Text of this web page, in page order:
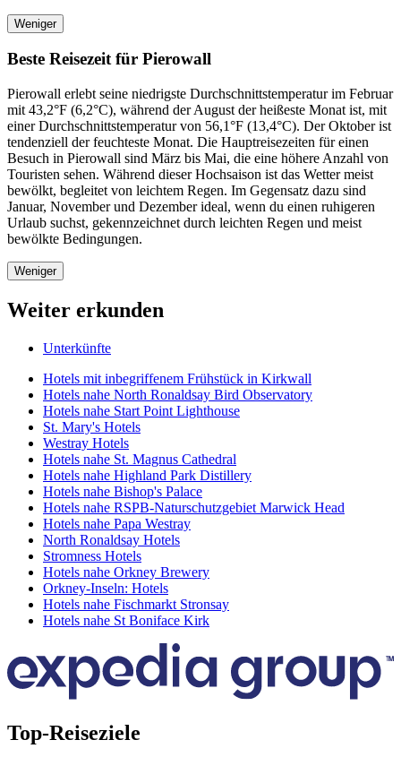
Weniger
Beste Reisezeit für Pierowall
Pierowall erlebt seine niedrigste Durchschnittstemperatur im Februar
mit 43,2°F (6,2°C), während der August der heißeste Monat ist, mit
einer Durchschnittstemperatur von 56,1°F (13,4°C). Der Oktober ist
tendenziell der feuchteste Monat. Die Hauptreisezeiten für einen
Besuch in Pierowall sind März bis Mai, die eine höhere Anzahl von
Touristen sehen. Während dieser Hochsaison ist das Wetter meist
bewölkt, begleitet von leichtem Regen. Im Gegensatz dazu sind
Januar, November und Dezember ideal, wenn du einen ruhigeren
Urlaub suchst, gekennzeichnet durch leichten Regen und meist
bewölkte Bedingungen.
Weniger
Weiter erkunden
Unterkünfte
Hotels mit inbegriffenem Frühstück in Kirkwall
Hotels nahe North Ronaldsay Bird Observatory
Hotels nahe Start Point Lighthouse
St. Mary's Hotels
Westray Hotels
Hotels nahe St. Magnus Cathedral
Hotels nahe Highland Park Distillery
Hotels nahe Bishop's Palace
Hotels nahe RSPB-Naturschutzgebiet Marwick Head
Hotels nahe Papa Westray
North Ronaldsay Hotels
Stromness Hotels
Hotels nahe Orkney Brewery
Orkney-Inseln: Hotels
Hotels nahe Fischmarkt Stronsay
Hotels nahe St Boniface Kirk
Top-Reiseziele